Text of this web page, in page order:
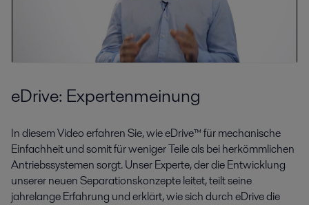
eDrive: Expertenmeinung
In diesem Video erfahren Sie, wie eDrive™ für mechanische
Einfachheit und somit für weniger Teile als bei herkömmlichen
Antriebssystemen sorgt. Unser Experte, der die Entwicklung
unserer neuen Separationskonzepte leitet, teilt seine
jahrelange Erfahrung und erklärt, wie sich durch eDrive die